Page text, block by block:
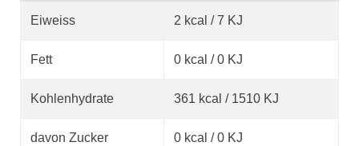
Eiweiss 2 kcal / 7 KJ
Fett 0 kcal / 0 KJ
Kohlenhydrate 361 kcal / 1510 KJ
davon Zucker 0 kcal / 0 KJ